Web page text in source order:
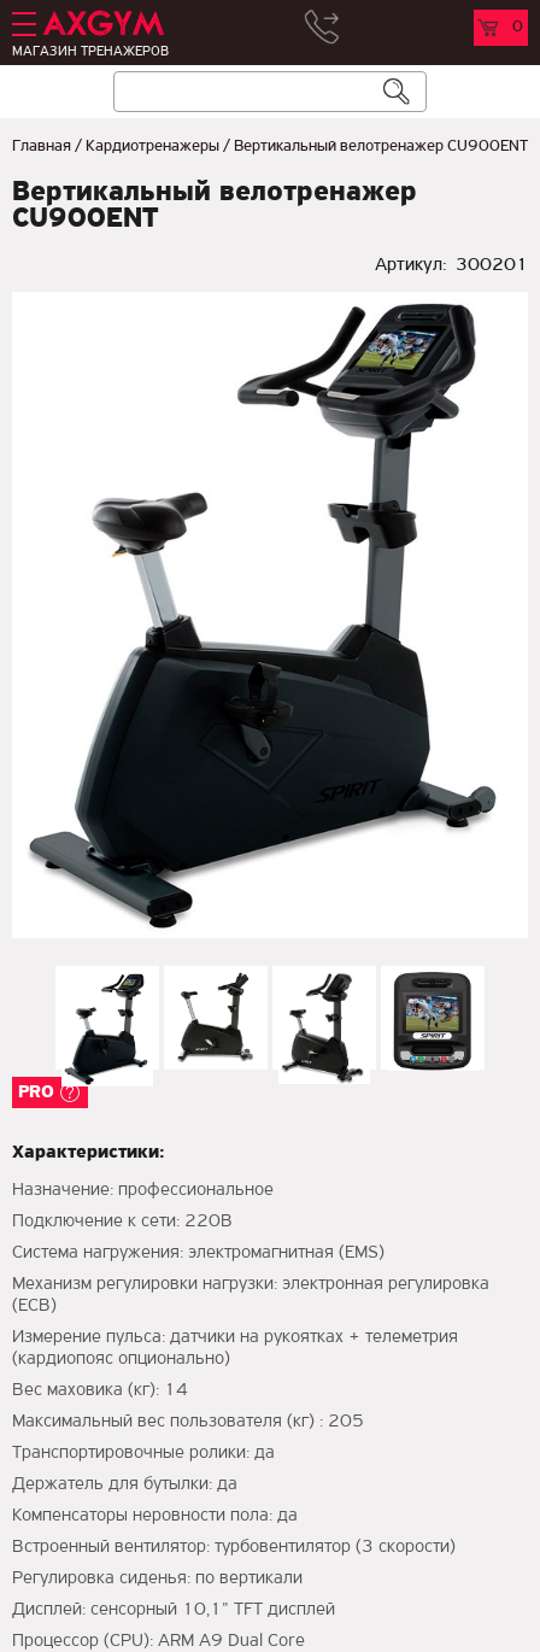
МАГАЗИН ТРЕНАЖЕРОВ
0
Главная / Кардиотренажеры / Вертикальный велотренажер CU900ENT
Вертикальный велотренажер
CU900ENT
Артикул: 300201
PRO
Характеристики:
Назначение: профессиональное
Подключение к сети: 220В
Система нагружения: электромагнитная (EMS)
Механизм регулировки нагрузки: электронная регулировка
(ECB)
Измерение пульса: датчики на рукоятках + телеметрия
(кардиопояс опционально)
Вес маховика (кг): 14
Максимальный вес пользователя (кг) : 205
Транспортировочные ролики: да
Держатель для бутылки: да
Компенсаторы неровности пола: да
Встроенный вентилятор: турбовентилятор (3 скорости)
Регулировка сиденья: по вертикали
Дисплей: сенсорный 10,1" TFT дисплей
Процессор (CPU): ARM A9 Dual Core